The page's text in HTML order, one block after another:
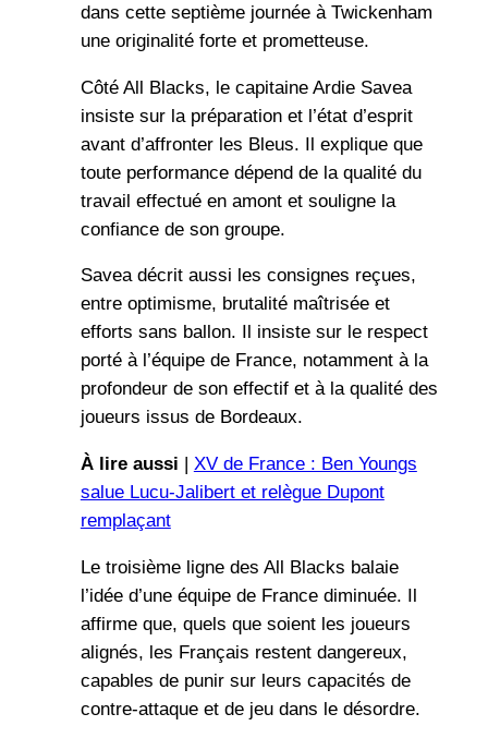
dans cette septième journée à Twickenham
une originalité forte et prometteuse.
Côté All Blacks, le capitaine Ardie Savea
insiste sur la préparation et l’état d’esprit
avant d’affronter les Bleus. Il explique que
toute performance dépend de la qualité du
travail effectué en amont et souligne la
confiance de son groupe.
Savea décrit aussi les consignes reçues,
entre optimisme, brutalité maîtrisée et
efforts sans ballon. Il insiste sur le respect
porté à l’équipe de France, notamment à la
profondeur de son effectif et à la qualité des
joueurs issus de Bordeaux.
À lire aussi
XV de France : Ben Youngs
salue Lucu-Jalibert et relègue Dupont
remplaçant
Le troisième ligne des All Blacks balaie
l’idée d’une équipe de France diminuée. Il
affirme que, quels que soient les joueurs
alignés, les Français restent dangereux,
capables de punir sur leurs capacités de
contre-attaque et de jeu dans le désordre.